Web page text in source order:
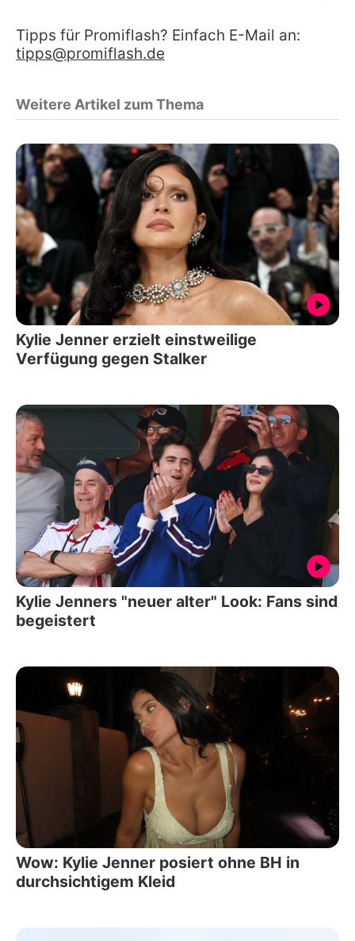
Tipps für Promiflash? Einfach E-Mail an:
tipps@promiflash.de
Weitere Artikel zum Thema
Kylie Jenner erzielt einstweilige
Verfügung gegen Stalker
Kylie Jenners "neuer alter" Look: Fans sind
begeistert
Wow: Kylie Jenner posiert ohne BH in
durchsichtigem Kleid